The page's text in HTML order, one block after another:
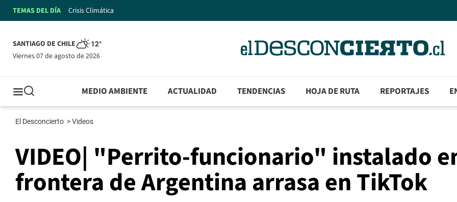
TEMAS DEL DÍA Crisis Climática
SANTIAGO DE CHILE 12°
viernes 07 de agosto de 2026
MEDIO AMBIENTE ACTUALIDAD TENDENCIAS HOJA DE RUTA REPORTAJES
El Desconcierto >Videos
VIDEO| "Perrito-funcionario" instalado
frontera de Argentina arrasa en TikTok